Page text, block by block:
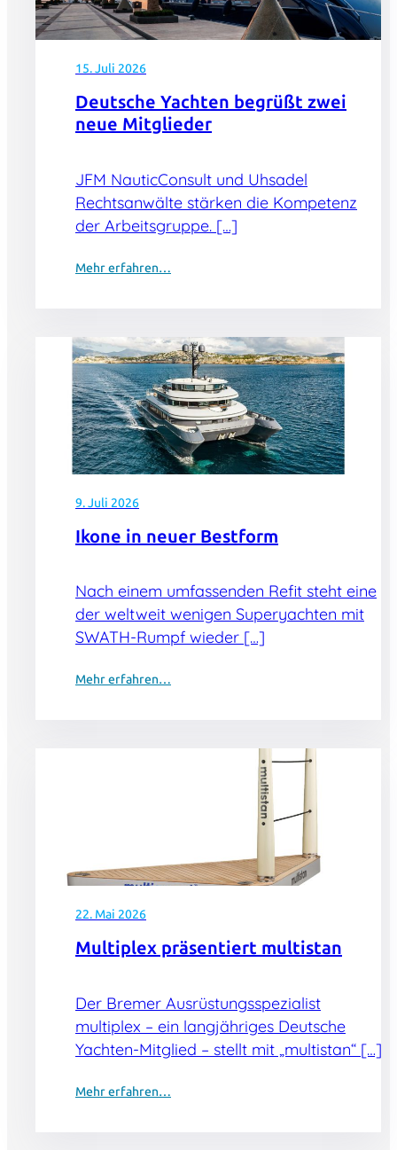
15. Juli 2026
Deutsche Yachten begrüßt zwei
neue Mitglieder
JFM NauticConsult und Uhsadel
Rechtsanwälte stärken die Kompetenz
der Arbeitsgruppe. […]
Mehr erfahren…
9. Juli 2026
Ikone in neuer Bestform
Nach einem umfassenden Refit steht eine
der weltweit wenigen Superyachten mit
SWATH-Rumpf wieder […]
Mehr erfahren…
22. Mai 2026
Multiplex präsentiert multistan
Der Bremer Ausrüstungsspezialist
multiplex – ein langjähriges Deutsche
Yachten-Mitglied – stellt mit „multistan“ […]
Mehr erfahren…